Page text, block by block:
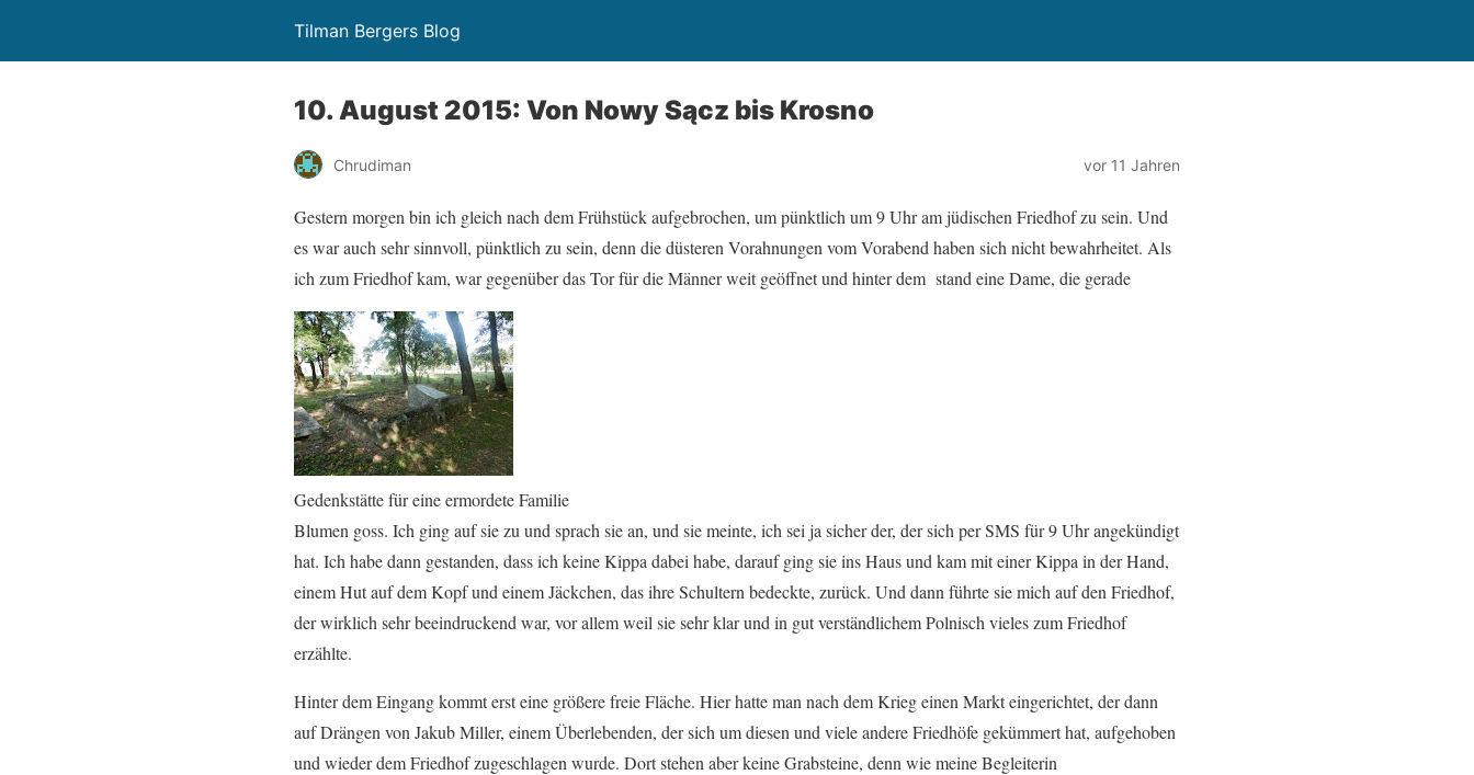
Tilman Bergers Blog
10. August 2015: Von Nowy Sącz bis Krosno
Chrudiman vor 11 Jahren
Gestern morgen bin ich gleich nach dem Frühstück aufgebrochen, um pünktlich um 9 Uhr am jüdischen Friedhof zu sein. Und
es war auch sehr sinnvoll, pünktlich zu sein, denn die düsteren Vorahnungen vom Vorabend haben sich nicht bewahrheitet. Als
ich zum Friedhof kam, war gegenüber das Tor für die Männer weit geöffnet und hinter dem stand eine Dame, die gerade
Gedenkstätte für eine ermordete Familie
Blumen goss. Ich ging auf sie zu und sprach sie an, und sie meinte, ich sei ja sicher der, der sich per SMS für 9 Uhr angekündigt
hat. Ich habe dann gestanden, dass ich keine Kippa dabei habe, darauf ging sie ins Haus und kam mit einer Kippa in der Hand,
einem Hut auf dem Kopf und einem Jäckchen, das ihre Schultern bedeckte, zurück. Und dann führte sie mich auf den Friedhof,
der wirklich sehr beeindruckend war, vor allem weil sie sehr klar und in gut verständlichem Polnisch vieles zum Friedhof
erzählte.
Hinter dem Eingang kommt erst eine größere freie Fläche. Hier hatte man nach dem Krieg einen Markt eingerichtet, der dann
auf Drängen von Jakub Miller, einem Überlebenden, der sich um diesen und viele andere Friedhöfe gekümmert hat, aufgehoben
und wieder dem Friedhof zugeschlagen wurde. Dort stehen aber keine Grabsteine, denn wie meine Begleiterin